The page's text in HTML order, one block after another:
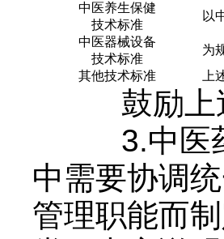
中医养生保健
技术标准
以
中医器械设备
技术标准
为
其他技术标准
上
鼓励上述
3.中医
中需要协调
管理职能而